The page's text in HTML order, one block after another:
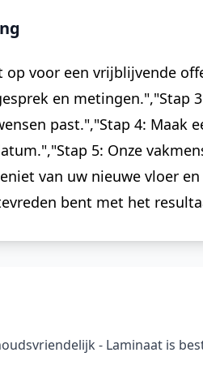
op voor een vrijblijvende
en metingen.","Stap
past.","Stap 4: Maak
5: Onze
van uw nieuwe vloer
bent met het
- Laminaat is